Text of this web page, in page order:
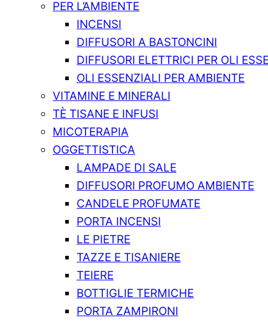
PER L’AMBIENTE
INCENSI
DIFFUSORI A BASTONCINI
DIFFUSORI ELETTRICI PER OLI
OLI ESSENZIALI PER AMBIENTE
VITAMINE E MINERALI
TÈ TISANE E INFUSI
MICOTERAPIA
OGGETTISTICA
LAMPADE DI SALE
DIFFUSORI PROFUMO AMBIENTE
CANDELE PROFUMATE
PORTA INCENSI
LE PIETRE
TAZZE E TISANIERE
TEIERE
BOTTIGLIE TERMICHE
PORTA ZAMPIRONI